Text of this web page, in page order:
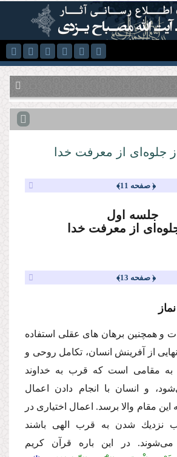
جلوه‌اى از معرفت خدا
﴿ صفحه 11﴾
جلسه اول
از معرفت خدا
﴿ صفحه 13﴾
و همچنین برهان هاى عقلى استفاده
از آفرینش انسان، تكامل روحى و
مقامى است كه قرب به خداوند
و انسان با انجام دادن اعمال
این مقام والا برسد. اعمال اختیارى در
نزدیك شدن به قرب الهى باشند
مى‌شوند. در این باره قرآن كریم